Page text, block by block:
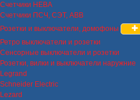
Счетчики НЕВА
Счетчики ПСЧ, СЭТ, ABB
Розетки и выключатели, домофоны
Ретро выключатели и розетки
Сенсорные выключатели и розетки
Розетки, вилки и выключатели наружние
Legrand
Schneider Electric
Lezard